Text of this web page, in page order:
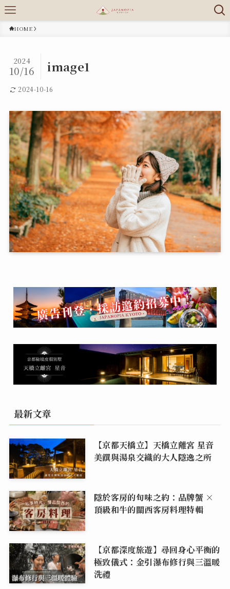
HOME
image1
2024
10/16
2024-10-16
最新文章
【京都天橋立】天橋立離宮 星音
美饌與湯泉交織的大人隱逸之所
隱於客房的旬味之約：品牌蟹 ×
頂級和牛的關西客房料理特輯
【京都深度旅遊】尋回身心平衡的
極致儀式：金引瀑布修行與三溫暖
洗禮